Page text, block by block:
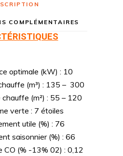
COMPLÉMENTAIRES
optimale (kW) : 10
(m³) : 135 – 300
(m²) : 55 – 120
verte : 7 étoiles
utile (%) : 76
saisonnier (%) : 66
CO (% -13% 02) : 0,12